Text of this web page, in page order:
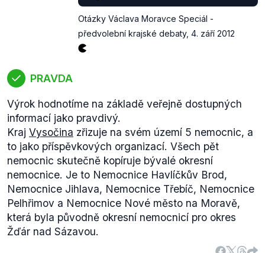
Otázky Václava Moravce Speciál -
předvolební krajské debaty, 4. září 2012
PRAVDA
Výrok hodnotíme na základě veřejně dostupných
informací jako pravdivý.
Kraj Vysočina zřizuje na svém území 5 nemocnic, a
to jako příspěvkových organizací. Všech pět
nemocnic skutečně kopíruje bývalé okresní
nemocnice. Je to Nemocnice Havlíčkův Brod,
Nemocnice Jihlava, Nemocnice Třebíč, Nemocnice
Pelhřimov a Nemocnice Nové město na Moravě,
která byla původně okresní nemocnicí pro okres
Žďár nad Sázavou.